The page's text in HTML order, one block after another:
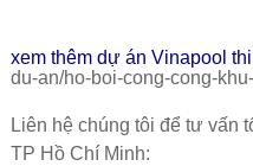
xem thêm dự án Vinapool
du-an/ho-boi-cong-cong-
Liên hệ chúng tôi để tư vấn
TP Hồ Chí Minh: